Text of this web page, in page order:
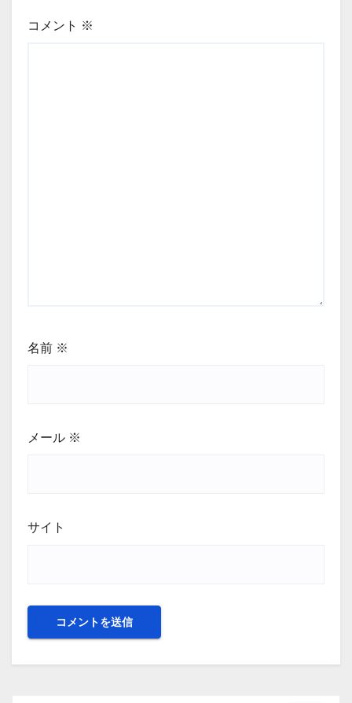
コメント ※
名前 ※
メール ※
サイト